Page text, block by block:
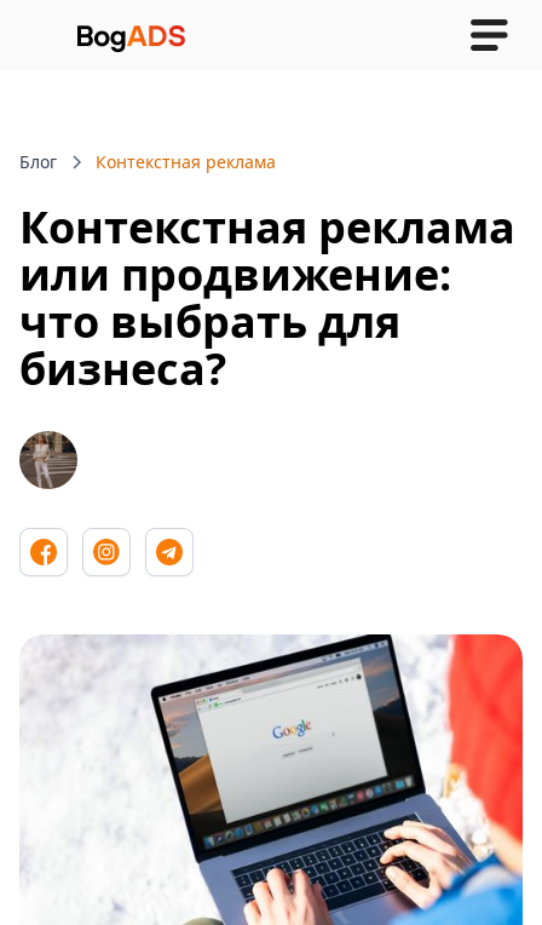
Блог
Контекстная реклама
бизнеса?
Контекстная реклама
или продвижение:
что выбрать для
бизнеса?